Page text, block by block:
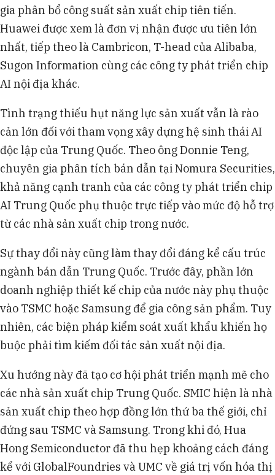
gia phân bổ công suất sản xuất chip tiên tiến.
Huawei được xem là đơn vị nhận được ưu tiên lớn
nhất, tiếp theo là Cambricon, T-head của Alibaba,
Sugon Information cùng các công ty phát triển chip
AI nội địa khác.
Tình trạng thiếu hụt năng lực sản xuất vẫn là rào
cản lớn đối với tham vọng xây dựng hệ sinh thái AI
độc lập của Trung Quốc. Theo ông Donnie Teng,
chuyên gia phân tích bán dẫn tại Nomura Securities,
khả năng cạnh tranh của các công ty phát triển chip
AI Trung Quốc phụ thuộc trực tiếp vào mức độ hỗ trợ
từ các nhà sản xuất chip trong nước.
Sự thay đổi này cũng làm thay đổi đáng kể cấu trúc
ngành bán dẫn Trung Quốc. Trước đây, phần lớn
doanh nghiệp thiết kế chip của nước này phụ thuộc
vào TSMC hoặc Samsung để gia công sản phẩm. Tuy
nhiên, các biện pháp kiểm soát xuất khẩu khiến họ
buộc phải tìm kiếm đối tác sản xuất nội địa.
Xu hướng này đã tạo cơ hội phát triển mạnh mẽ cho
các nhà sản xuất chip Trung Quốc. SMIC hiện là nhà
sản xuất chip theo hợp đồng lớn thứ ba thế giới, chỉ
đứng sau TSMC và Samsung. Trong khi đó, Hua
Hong Semiconductor đã thu hẹp khoảng cách đáng
kể với GlobalFoundries và UMC về giá trị vốn hóa thị